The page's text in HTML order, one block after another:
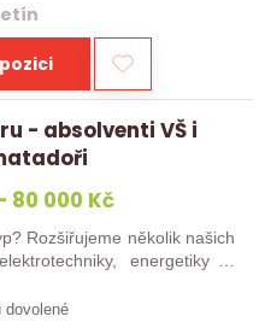
- absolventi VŠ i
80 000 Kč
dovolené